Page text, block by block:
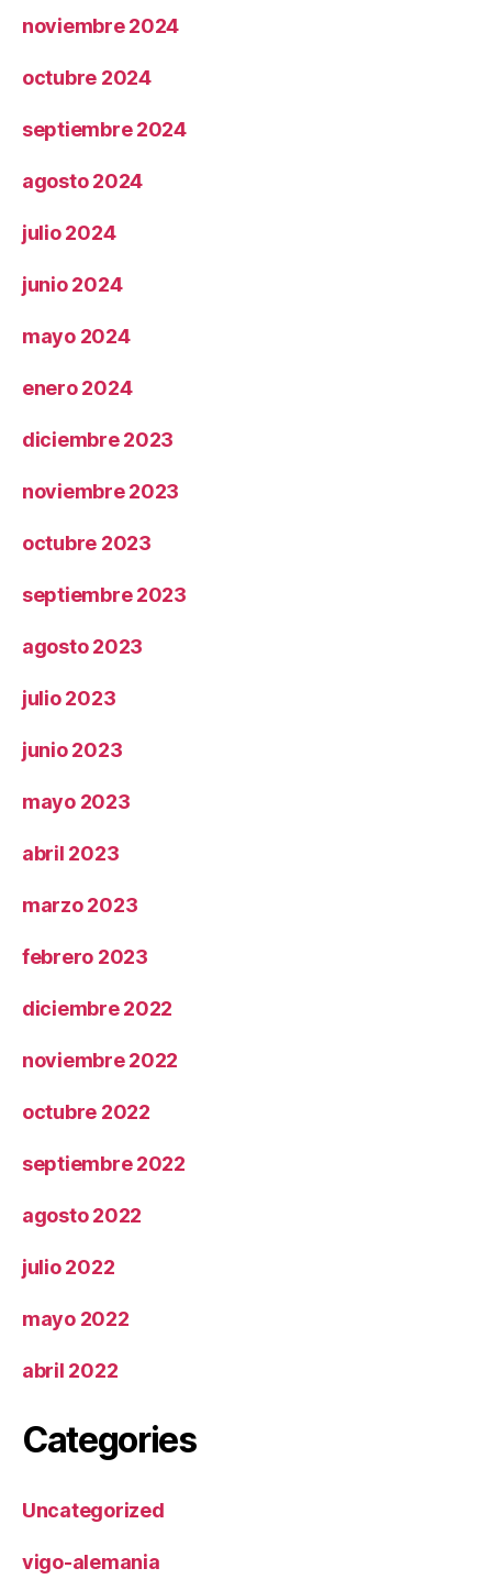
noviembre 2024
octubre 2024
septiembre 2024
agosto 2024
julio 2024
junio 2024
mayo 2024
enero 2024
diciembre 2023
noviembre 2023
octubre 2023
septiembre 2023
agosto 2023
julio 2023
junio 2023
mayo 2023
abril 2023
marzo 2023
febrero 2023
diciembre 2022
noviembre 2022
octubre 2022
septiembre 2022
agosto 2022
julio 2022
mayo 2022
abril 2022
Categories
Uncategorized
vigo-alemania